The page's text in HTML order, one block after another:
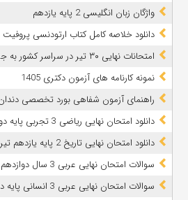
واژگان زبان انگلیسی 2 پایه یازدهم
دانلود خلاصه کامل کتاب ارتودنسی
امتحانات نهایی ۳۰ تیر در سراسر کشور به جز هرمزگان برگزار می شود
نمونه کارنامه های آزمون دکتری 1405
راهنمای آزمون شفاهی بورد تخصصی
دانلود امتحان نهایی ریاضی 3 تجربی پایه دوازدهم تیر 1405 + پاسخ
دانلود امتحان نهایی تاریخ 2 پایه یازدهم تیر 1405 + پاسخ
سوالات امتحان نهایی عربی 3 سال دوازدهم (1397 تا 1405)
سوالات امتحان نهایی عربی 3 انسانی پایه دوازدهم (1397 تا 1405)